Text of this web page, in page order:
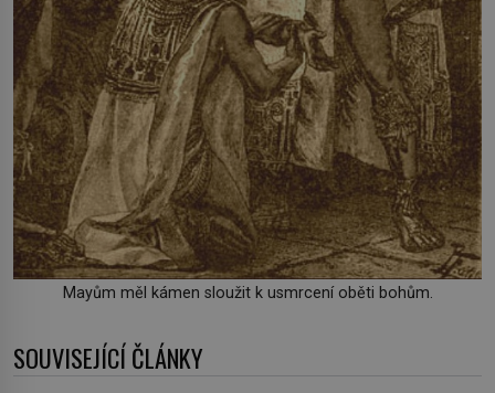
Mayům měl kámen sloužit k usmrcení oběti bohům.
SOUVISEJÍCÍ ČLÁNKY